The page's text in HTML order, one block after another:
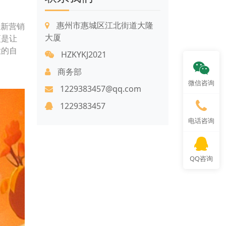
营销
让
自
惠州市惠城区江北街道大隆
大厦
HZKYKJ2021
商务部
1229383457@qq.com
1229383457
微信咨询
电话咨询
QQ咨询